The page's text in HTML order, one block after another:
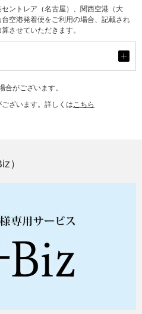
ントレア（名古屋）、関西空港（大
空港発着便をご利用の場合、記載され
させていただきます。
開
合がございます。
ざいます。詳しくはこちら
）